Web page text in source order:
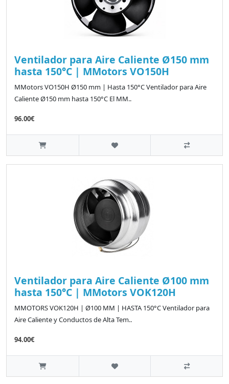
Ventilador para Aire Caliente Ø150 mm
hasta 150°C | MMotors VO150H
MMotors VO150H Ø150 mm | Hasta 150°C Ventilador para Aire
Caliente Ø150 mm hasta 150°C El MM..
96.00€
Ventilador para Aire Caliente Ø100 mm
hasta 150°C | MMotors VOK120H
MMOTORS VOK120H | Ø100 MM | HASTA 150°C Ventilador para
Aire Caliente y Conductos de Alta Tem..
94.00€